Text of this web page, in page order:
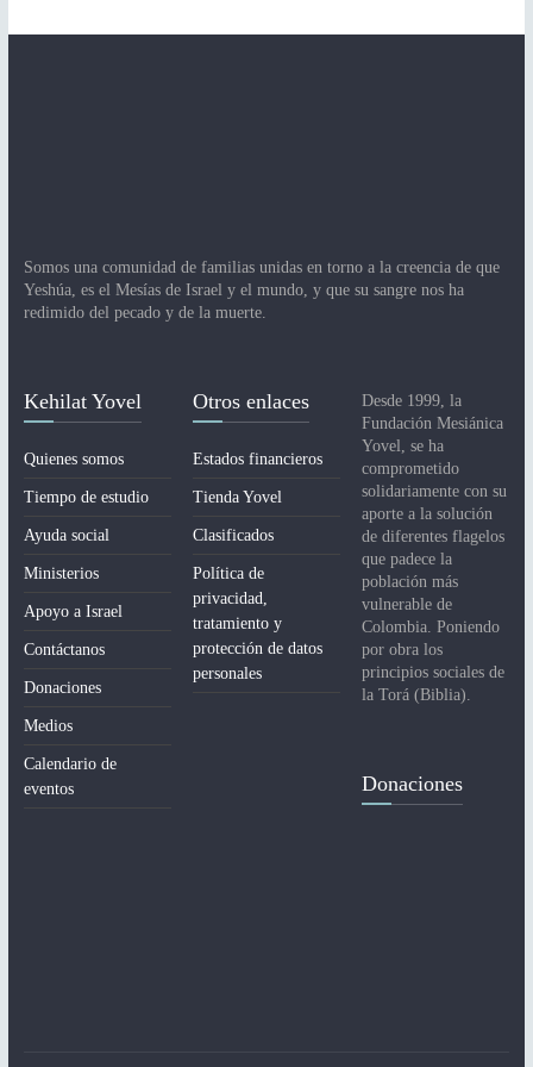
Somos una comunidad de familias unidas en torno a la creencia de que
Yeshúa, es el Mesías de Israel y el mundo, y que su sangre nos ha
redimido del pecado y de la muerte.
Kehilat Yovel
Quienes somos
Tiempo de estudio
Ayuda social
Ministerios
Apoyo a Israel
Contáctanos
Donaciones
Medios
Calendario de
eventos
Otros enlaces
Estados financieros
Tienda Yovel
Clasificados
Política de
privacidad,
tratamiento y
protección de datos
personales
Desde 1999, la
Fundación Mesiánica
Yovel, se ha
comprometido
solidariamente con su
aporte a la solución
de diferentes flagelos
que padece la
población más
vulnerable de
Colombia. Poniendo
por obra los
principios sociales de
la Torá (Biblia).
Donaciones